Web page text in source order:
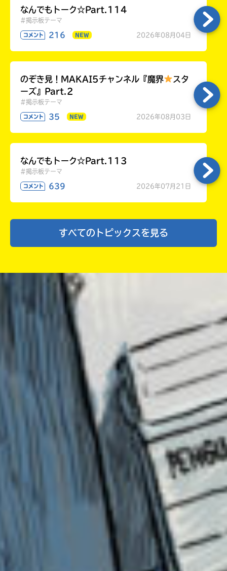
なんでもトーク☆Part.114
#掲示板テーマ
コメント 216 NEW 2026年08月04日
のぞき見！MAKAI5チャンネル『魔界
スタ
ーズ』Part.2
#掲示板テーマ
コメント 35 NEW 2026年08月03日
なんでもトーク☆Part.113
#掲示板テーマ
コメント 639 2026年07月21日
すべてのトピックスを見る